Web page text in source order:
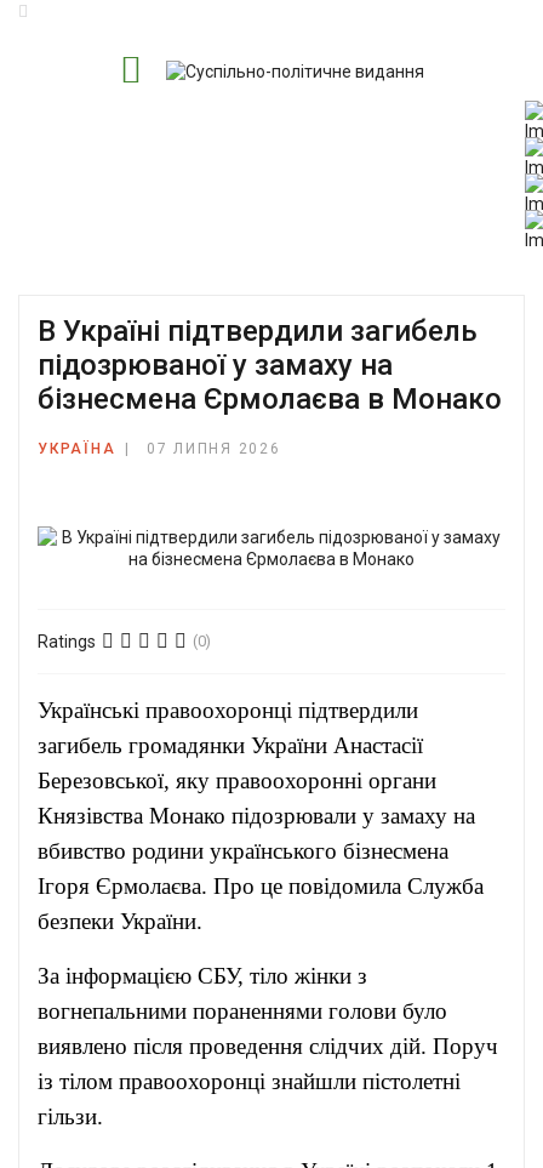
В Україні підтвердили загибель
підозрюваної у замаху на
бізнесмена Єрмолаєва в Монако
УКРАЇНА 07 ЛИПНЯ 2026
Ratings (0)
Українські правоохоронці підтвердили
загибель громадянки України Анастасії
Березовської, яку правоохоронні органи
Князівства Монако підозрювали у замаху на
вбивство родини українського бізнесмена
Ігоря Єрмолаєва. Про це повідомила Служба
безпеки України.
За інформацією СБУ, тіло жінки з
вогнепальними пораненнями голови було
виявлено після проведення слідчих дій. Поруч
із тілом правоохоронці знайшли пістолетні
гільзи.